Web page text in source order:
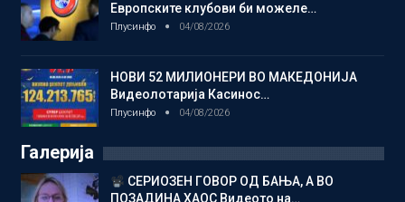
Европските клубови би можеле…
Плусинфо 04/08/2026
НОВИ 52 МИЛИОНЕРИ ВО МАКЕДОНИЈА
Видеолотарија Касинос…
Плусинфо 04/08/2026
Галерија
СЕРИОЗЕН ГОВОР ОД БАЊА, А ВО
ПОЗАДИНА ХАОС Видеото на…